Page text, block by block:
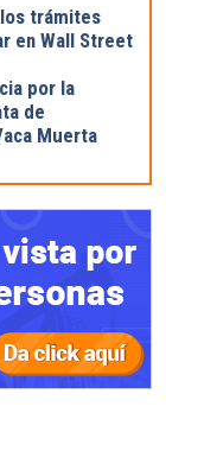
trámites
en Wall Street
por la
de
Muerta